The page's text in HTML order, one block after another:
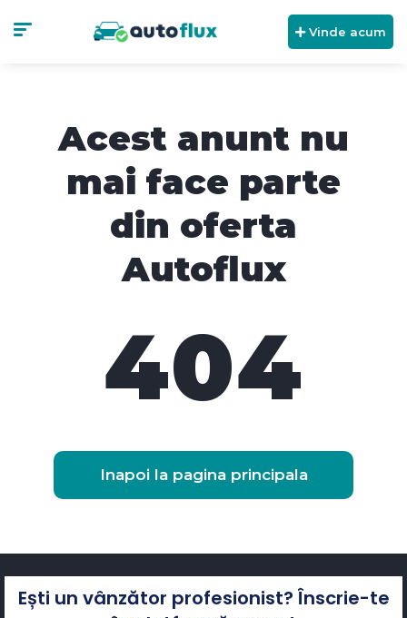
Vinde acum
Acest anunt nu
mai face parte
din oferta
Autoflux
404
Inapoi la pagina principala
Ești un vânzător profesionist? Înscrie-te